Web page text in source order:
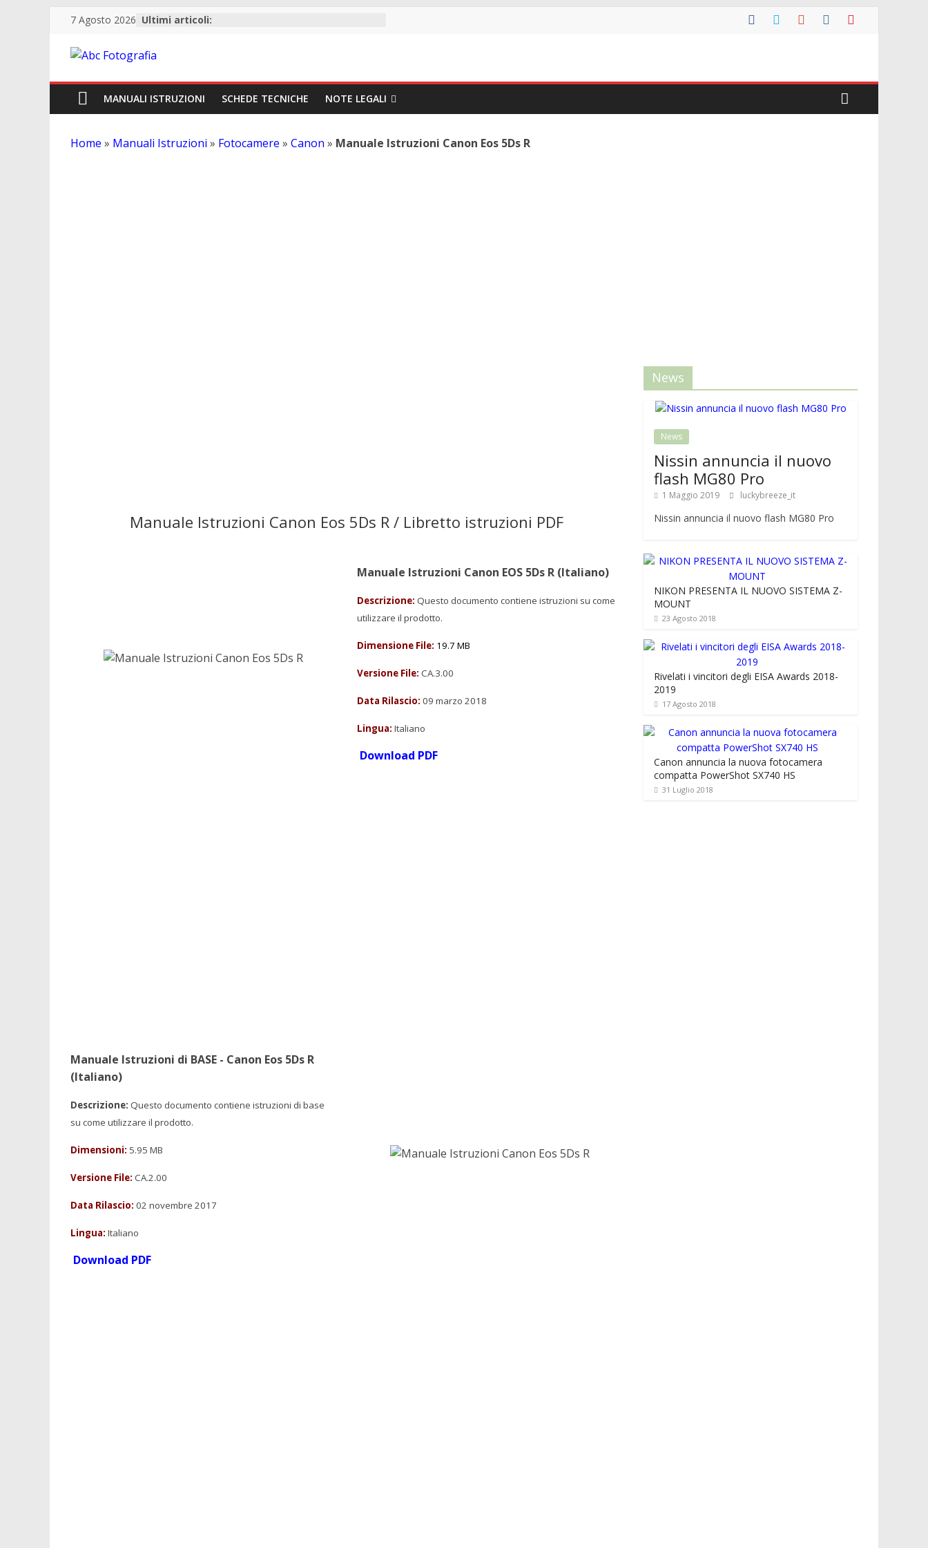
7 Agosto 2026 Ultimi articoli:
Abc
Fotografia
Fotografia,
MANUALI ISTRUZIONI SCHEDE TECNICHE NOTE LEGALI
Home » Manuali Istruzioni » Fotocamere » Canon » Manuale Istruzioni Canon Eos 5Ds R
Manuale Istruzioni Canon Eos 5Ds R / Libretto istruzioni PDF
Manuale Istruzioni Canon EOS 5Ds R (Italiano)
Descrizione: Questo documento contiene istruzioni su come
utilizzare il prodotto.
Dimensione File: 19.7 MB
Versione File: CA.3.00
Data Rilascio: 09 marzo 2018
Lingua: Italiano
Download PDF
Manuale Istruzioni di BASE - Canon Eos 5Ds R
(Italiano)
Descrizione: Questo documento contiene istruzioni di base
su come utilizzare il prodotto.
Dimensioni: 5.95 MB
Versione File: CA.2.00
Data Rilascio: 02 novembre 2017
Lingua: Italiano
Download PDF
News
News
Nissin annuncia il nuovo
flash MG80 Pro
1 Maggio 2019 luckybreeze_it
Nissin annuncia il nuovo flash MG80 Pro
NIKON PRESENTA IL NUOVO SISTEMA Z-
MOUNT
23 Agosto 2018
Rivelati i vincitori degli EISA Awards 2018-
2019
17 Agosto 2018
Canon annuncia la nuova fotocamera
compatta PowerShot SX740 HS
31 Luglio 2018